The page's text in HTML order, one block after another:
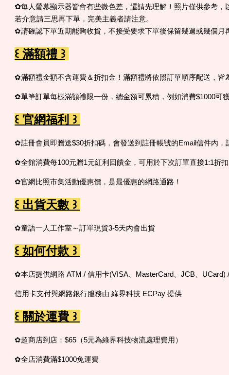
✿每人螢幕顯示器皆會有些微色差，還請先理解！照片僅供參考
若介意請三思再下單，完美主義者請注意。
✿請確認下單近期能夠收貨，不接受要求下單後保留幾週或幾個月
꒰ 滿額禮 ꒱
✿滿額禮金額不含運費＆折扣金！滿額禮將依照訂單順序配送，皆
✿單筆訂單每樣滿額禮限一份，總金額可累積，例如消費$1000可
꒰ 官網福利 ꒱
✿註冊會員即贈送$30折扣碼，會發送到註冊帳號的Email信件內，
✿全館消費每100元贈1元紅利回饋金，可用於下次訂單直接1:1折扣
✿官網比照市集活動優惠價，是最優惠的網路通路！
꒰ 出貨天數 ꒱
✿童語一人工作室～訂單現貨3-5天內會出貨
꒰ 如何付款 ꒱
✿本店提供網路 ATM / 信用卡(VISA、MasterCard、JCB、UCard)
信用卡支付與網路銀行服務由 綠界科技 ECPay 提供
꒰ 關於運費 ꒱
✿超商店到店：$65（5元為綠界科技物流處理費用）
✿全店消費滿$1000免運費